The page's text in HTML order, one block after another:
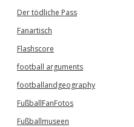
Der tödliche Pass
Fanartisch
Flashscore
football arguments
footballandgeography
FußballFanFotos
Fußballmuseen